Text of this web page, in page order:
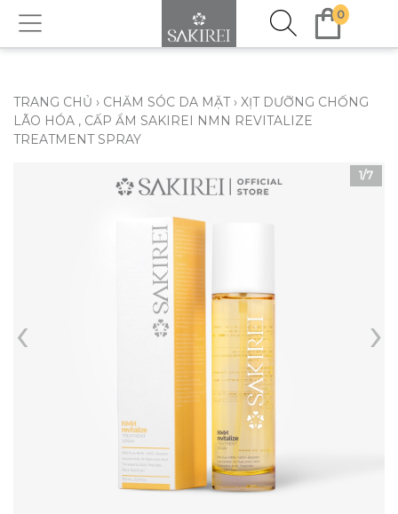
0
TRANG CHỦ › CHĂM SÓC DA MẶT› XỊT DƯỠNG CHỐNG
LÃO HÓA , CẤP ẨM SAKIREI NMN REVITALIZE
TREATMENT SPRAY
1/7